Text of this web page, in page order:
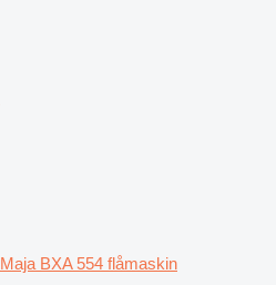
Maja BXA 554 flåmaskin